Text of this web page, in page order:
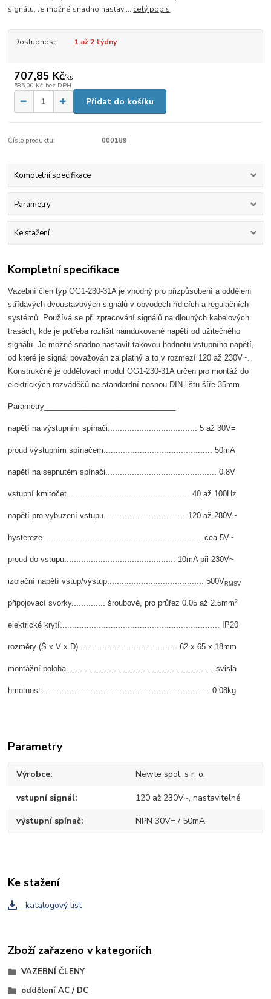
signálu. Je možné snadno nastavi... celý popis
Dostupnost 1 až 2 týdny
707,85 Kč/ks
585,00 Kč bez DPH
Přidat do košíku
Číslo produktu: 000189
Kompletní specifikace
Parametry
Ke stažení
Kompletní specifikace
Vazební člen typ OG1-230-31A je vhodný pro přizpůsobení a oddělení
střídavých dvoustavových signálů v obvodech řídicích a regulačních
systémů. Používá se při zpracování signálů na dlouhých kabelových
trasách, kde je potřeba rozlišit naindukované napětí od užitečného
signálu. Je možné snadno nastavit takovou hodnotu vstupního napětí,
od které je signál považován za platný a to v rozmezí 120 až 230V~.
Konstrukčně je oddělovací modul OG1-230-31A určen pro montáž do
elektrických rozváděčů na standardní nosnou DIN lištu šíře 35mm.
Parametry_______________________________
napětí na výstupním spínači..................................... 5 až 30V=
proud výstupním spínačem............................................. 50mA
napětí na sepnutém spínači.............................................. 0.8V
vstupní kmitočet................................................... 40 až 100Hz
napětí pro vybuzení vstupu.................................. 120 až 280V~
hystereze.................................................................. cca 5V~
proud do vstupu.............................................. 10mA při 230V~
izolační napětí vstup/výstup........................................ 500VRMSV
připojovací svorky.............. šroubové, pro průřez 0.05 až 2.5mm2
elektrické krytí.................................................................. IP20
rozměry (Š x V x D)......................................... 62 x 65 x 18mm
montážní poloha............................................................. svislá
hmotnost...................................................................... 0.08kg
Parametry
Výrobce Newte spol. s r. o.
vstupní signál 120 až 230V~, nastavitelné
výstupní spínač NPN 30V= / 50mA
Ke stažení
katalogový list
Zboží zařazeno v kategoriích
VAZEBNÍ ČLENY
oddělení AC / DC